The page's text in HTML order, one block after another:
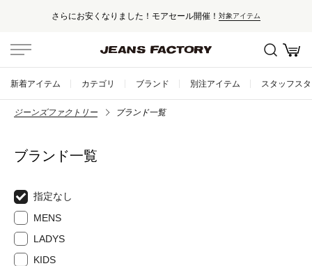
さらにお安くなりました！モアセール開催！ 対象アイテム
新着アイテム カテゴリ ブランド 別注アイテム スタッフス
ジーンズファクトリー ブランド一覧
ブランド一覧
指定なし
MENS
LADYS
KIDS